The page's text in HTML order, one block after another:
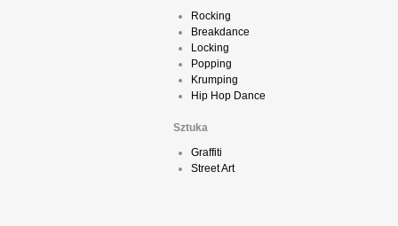
Rocking
Breakdance
Locking
Popping
Krumping
Hip Hop Dance
Sztuka
Graffiti
Street Art